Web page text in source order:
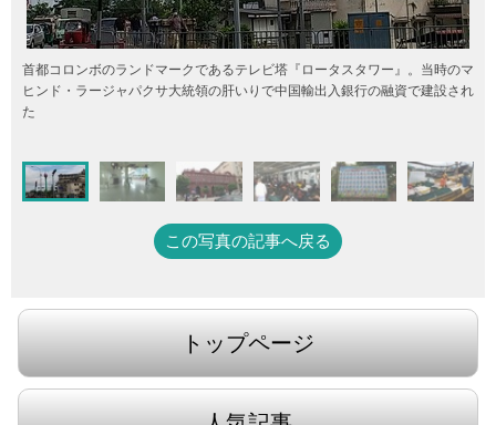
首都コロンボのランドマークであるテレビ塔『ロータスタワー』。当時のマ
ヒンド・ラージャパクサ大統領の肝いりで中国輸出入銀行の融資で建設され
た
この写真の記事へ戻る
トップページ